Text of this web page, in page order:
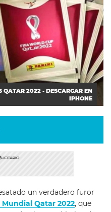
2022 - DESCARGAR EN
IPHONE
un verdadero furor
Qatar 2022, que